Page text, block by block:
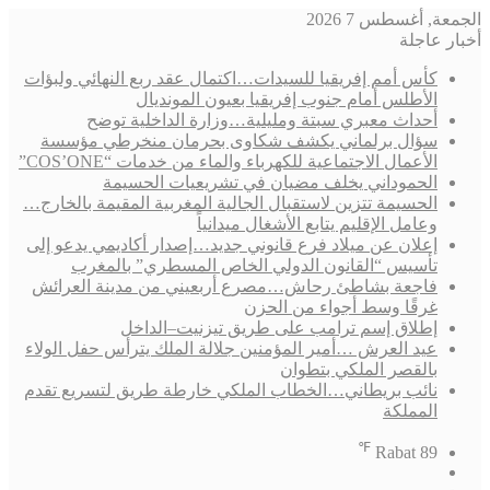
الجمعة, أغسطس 7 2026
أخبار عاجلة
كأس أمم إفريقيا للسيدات…اكتمال عقد ربع النهائي ولبؤات
الأطلس أمام جنوب إفريقيا بعيون المونديال
أحداث معبري سبتة ومليلية…وزارة الداخلية توضح
سؤال برلماني يكشف شكاوى بحرمان منخرطي مؤسسة
الأعمال الاجتماعية للكهرباء والماء من خدمات “COS’ONE”
الحموداني يخلف مضيان في تشريعيات الحسيمة
الحسيمة تتزين لاستقبال الجالية المغربية المقيمة بالخارج…
وعامل الإقليم يتابع الأشغال ميدانياً
إعلان عن ميلاد فرع قانوني جديد…إصدار أكاديمي يدعو إلى
تأسيس “القانون الدولي الخاص المسطري” بالمغرب
فاجعة بشاطئ رحاش…مصرع أربعيني من مدينة العرائش
غرقًا وسط أجواء من الحزن
إطلاق إسم ترامب على طريق تيزنيت–الداخل
عيد العرش …أمير المؤمنين جلالة الملك يترأس حفل الولاء
بالقصر الملكي بتطوان
نائب بريطاني…الخطاب الملكي خارطة طريق لتسريع تقدم
المملكة
Rabat 89
℉